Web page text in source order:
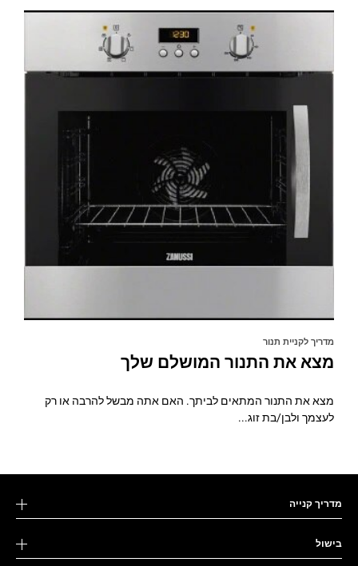
מצא את התנור המושלם שלך
מדריך לקניית תנור
מצא את התנור המתאים לביתך. האם אתה מבשל להרבה או רק
לעצמך ולבן/בת זוג...
מדריך קנייה
בישול